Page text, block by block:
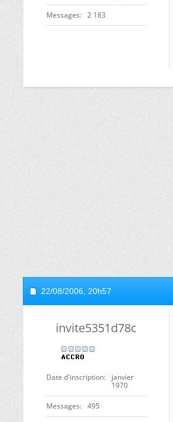
Messages 2 183
22/08/2006, 20h57
invite5351d78c
Date d'inscription
janvier
1970
Messages 495